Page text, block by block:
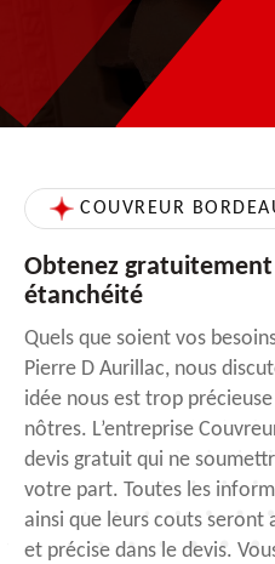
COUVREUR
Obtenez
étanchéité
Quels que soient vos
Pierre D Aurillac, nous
idée nous est trop
nôtres. L’entreprise
devis gratuit qui ne
votre part. Toutes les
ainsi que leurs couts seront
et précise dans le devis.